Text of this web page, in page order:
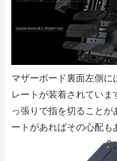
マザーボード裏面左側
レートが装着されていま
っ張りで指を切ることが
ートがあればその心配も